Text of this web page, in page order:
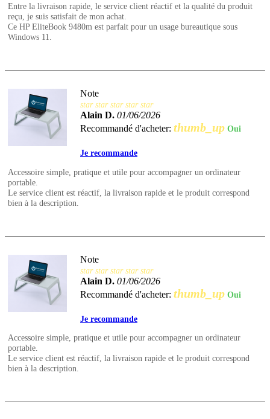
Entre la livraison rapide, le service client réactif et la qualité du produit
reçu, je suis satisfait de mon achat.
Ce HP EliteBook 9480m est parfait pour un usage bureautique sous
Windows 11.
Note
star star star star star
Alain D. 01/06/2026
Recommandé d'acheter: thumb_up Oui
Je recommande
Accessoire simple, pratique et utile pour accompagner un ordinateur
portable.
Le service client est réactif, la livraison rapide et le produit correspond
bien à la description.
Note
star star star star star
Alain D. 01/06/2026
Recommandé d'acheter: thumb_up Oui
Je recommande
Accessoire simple, pratique et utile pour accompagner un ordinateur
portable.
Le service client est réactif, la livraison rapide et le produit correspond
bien à la description.